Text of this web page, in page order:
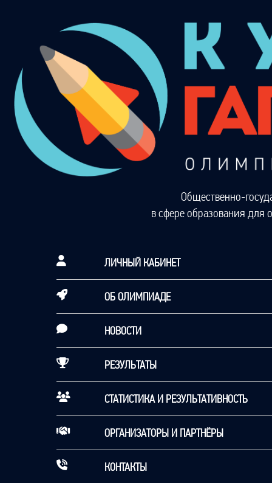
Общественно-
в сфере образования для
ЛИЧНЫЙ КАБИНЕТ
ОБ ОЛИМПИАДЕ
НОВОСТИ
РЕЗУЛЬТАТЫ
СТАТИСТИКА И РЕЗУЛЬТАТИВНОСТЬ
ОРГАНИЗАТОРЫ И ПАРТНЁРЫ
КОНТАКТЫ